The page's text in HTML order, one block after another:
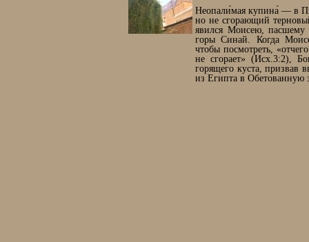
Неопали́мая купина́ — в
но не сгорающий
явился Моисею, пасшему
горы Синай. Когда
чтобы посмотреть,
не сгорает» (Исх.3:2),
горящего куста, призвав
из Египта в Обетованную